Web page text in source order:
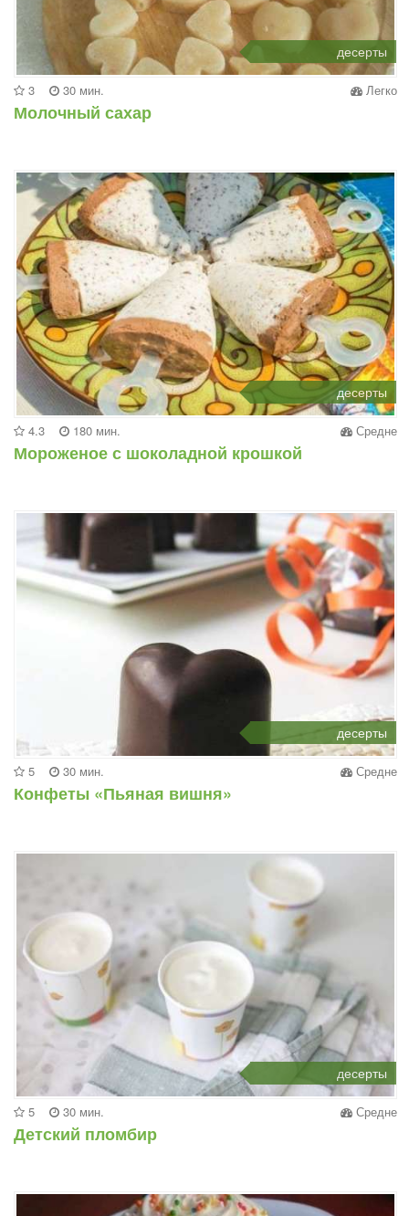
десерты
3 30 мин. Легко
Молочный сахар
десерты
4.3 180 мин. Средне
Мороженое с шоколадной крошкой
десерты
5 30 мин. Средне
Конфеты «Пьяная вишня»
десерты
5 30 мин. Средне
Детский пломбир